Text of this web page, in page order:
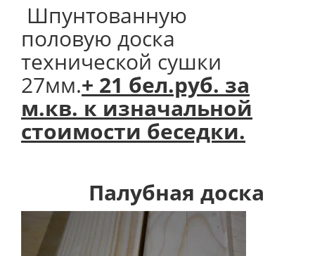
Шпунтованную
половую доска
технической сушки
27мм.+ 21 бел.руб. за
м.кв. к изначальной
стоимости беседки.
Палубная доска